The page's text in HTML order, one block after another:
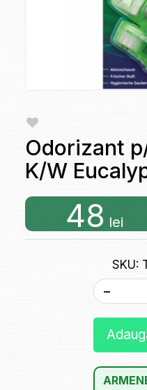
Odorizant
K/W
48 lei
SKU:
-